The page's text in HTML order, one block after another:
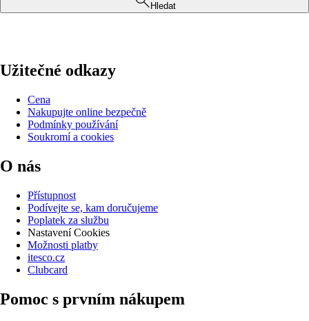
Hledat
Užitečné odkazy
Cena
Nakupujte online bezpečně
Podmínky používání
Soukromí a cookies
O nás
Přístupnost
Podívejte se, kam doručujeme
Poplatek za službu
Nastavení Cookies
Možnosti platby
itesco.cz
Clubcard
Pomoc s prvním nákupem